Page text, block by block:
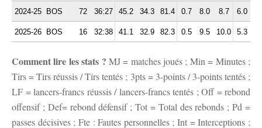
2024-25 BOS 72 36:27 45.2 34.3 81.4 0.7 8.0 8.7 6.0
2025-26 BOS 16 32:38 41.1 32.9 82.3 0.5 9.5 10.0 5.3
Comment lire les stats ? MJ = matches joués ; Min = Minutes ;
Tirs = Tirs réussis / Tirs tentés ; 3pts = 3-points / 3-points tentés ;
LF = lancers-francs réussis / lancers-francs tentés ; Off = rebond
offensif ; Def= rebond défensif ; Tot = Total des rebonds ; Pd =
passes décisives ; Fte : Fautes personnelles ; Int = Interceptions ;